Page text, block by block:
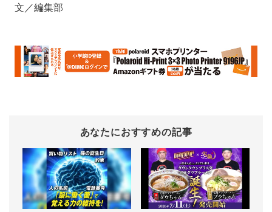
文／編集部
あなたにおすすめの記事